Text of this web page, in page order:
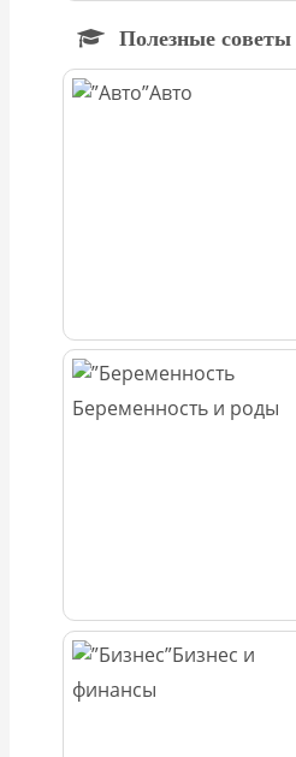
Полезные советы
Авто
Беременность и роды
Бизнес и
финансы